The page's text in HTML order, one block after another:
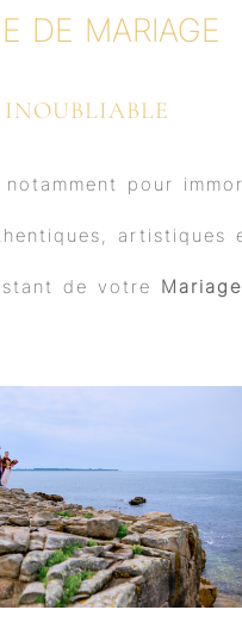
DE MARIAGE
pour
de votre